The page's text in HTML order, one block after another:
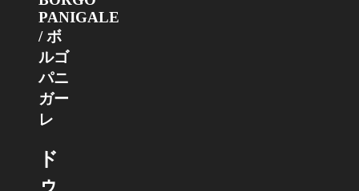
PANIGALE
/ ボ
ルゴ
パニ
ガー
レ
ド
ゥ